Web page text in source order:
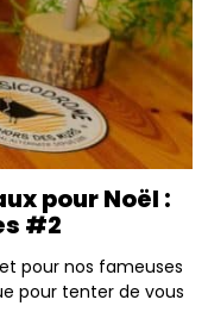
pour Noël :
#2
pour nos fameuses
pour tenter de vous